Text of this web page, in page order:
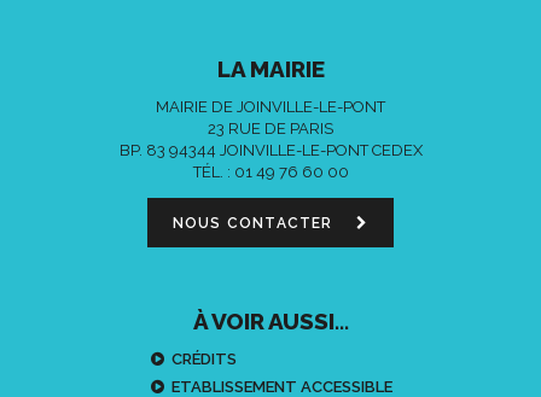
LA MAIRIE
MAIRIE DE JOINVILLE-LE-PONT
23 RUE DE PARIS
BP. 83 94344 JOINVILLE-LE-PONT CEDEX
TÉL. : 01 49 76 60 00
NOUS CONTACTER
À VOIR AUSSI...
CRÉDITS
ETABLISSEMENT ACCESSIBLE